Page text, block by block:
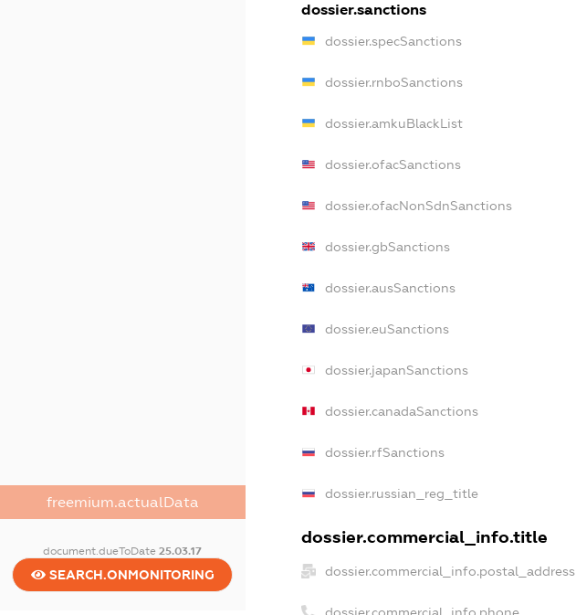
freemium.actualData
document.dueToDate25.03.17
SEARCH.ONMONITORING
dossier.sanctions
dossier.specSanctions
dossier.rnboSanctions
dossier.amkuBlackList
dossier.ofacSanctions
dossier.ofacNonSdnSanctions
dossier.gbSanctions
dossier.ausSanctions
dossier.euSanctions
dossier.japanSanctions
dossier.canadaSanctions
dossier.rfSanctions
dossier.russian_reg_title
dossier.commercial_info.title
dossier.commercial_info.postal_address